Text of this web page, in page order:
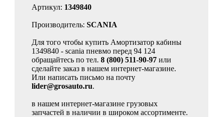
Артикул: 1349840
Производитель: SCANIA
Для того чтобы купить Амортизатор кабины
1349840 - scania пневмо перед 94 124
обращайтесь по тел. 8 (800) 511-90-97 или
сделайте заказ в нашем интернет-магазине.
Или написать письмо на почту
lider@grosauto.ru.
в нашем интернет-магазине грузовых
запчастей в наличии в широком ассортименте.